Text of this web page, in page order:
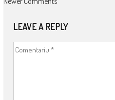
NAVIGATION
LEAVE A REPLY